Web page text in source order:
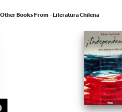
Other Books From - Literatura Chilena